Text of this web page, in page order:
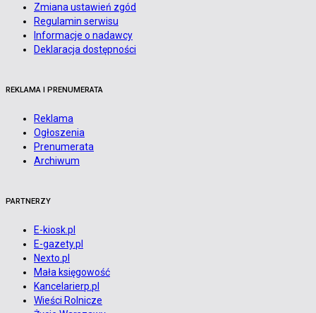
Zmiana ustawień zgód
Regulamin serwisu
Informacje o nadawcy
Deklaracja dostępności
REKLAMA I PRENUMERATA
Reklama
Ogłoszenia
Prenumerata
Archiwum
PARTNERZY
E-kiosk.pl
E-gazety.pl
Nexto.pl
Mała księgowość
Kancelarierp.pl
Wieści Rolnicze